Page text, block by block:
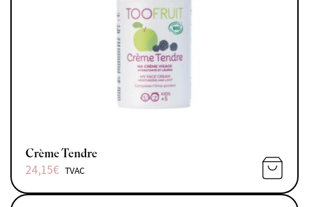
Crème Tendre
24,15€ TVAC